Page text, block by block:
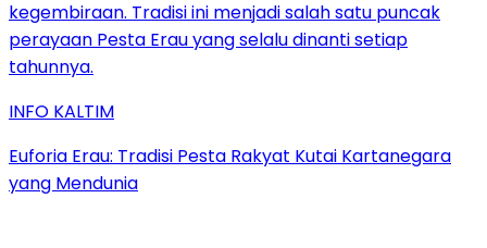
INFO KALTIM
Euforia Erau: Tradisi Pesta Rakyat Kutai Kartanegara
yang Mendunia